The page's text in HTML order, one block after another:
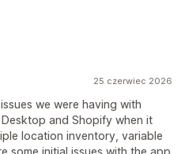
25 czerwiec 2026
we were having with
and Shopify when it
location inventory, variable